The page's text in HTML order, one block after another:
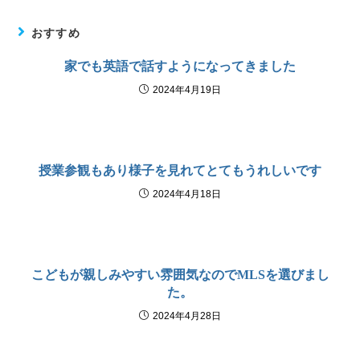
おすすめ
家でも英語で話すようになってきました
2024年4月19日
授業参観もあり様子を見れてとてもうれしいです
2024年4月18日
こどもが親しみやすい雰囲気なのでMLSを選びまし
た。
2024年4月28日